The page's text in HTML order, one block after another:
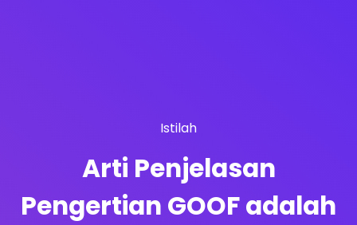
Istilah
Arti Penjelasan
Pengertian GOOF adalah